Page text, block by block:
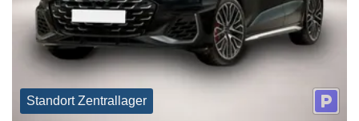
Standort Zentrallager